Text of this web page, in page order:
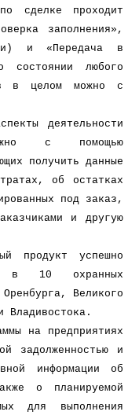
сделке проходит
заполнения»,
и «Передача в
состоянии любого
в целом можно с
деятельности
с помощью
получить данные
об остатках
под заказ,
и другую
продукт успешно
в 10 охранных
Великого
Владивостока.
на предприятиях
задолженностью и
информации об
о планируемой
для выполнения